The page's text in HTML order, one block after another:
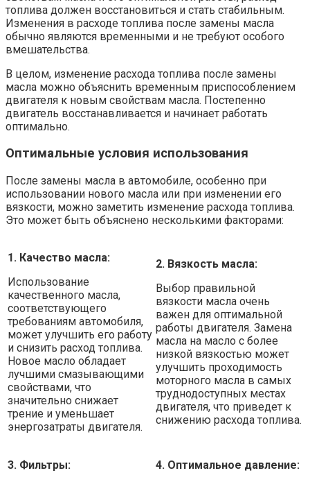
топлива должен восстановиться и стать стабильным.
Изменения в расходе топлива после замены масла
обычно являются временными и не требуют особого
вмешательства.
В целом, изменение расхода топлива после замены
масла можно объяснить временным приспособлением
двигателя к новым свойствам масла. Постепенно
двигатель восстанавливается и начинает работать
оптимально.
Оптимальные условия использования
После замены масла в автомобиле, особенно при
использовании нового масла или при изменении его
вязкости, можно заметить изменение расхода топлива.
Это может быть объяснено несколькими факторами:
1. Качество масла:
Использование
качественного масла,
соответствующего
требованиям автомобиля,
может улучшить его работу
и снизить расход топлива.
Новое масло обладает
лучшими смазывающими
свойствами, что
значительно снижает
трение и уменьшает
энергозатраты двигателя.
2. Вязкость масла:
Выбор правильной
вязкости масла очень
важен для оптимальной
работы двигателя. Замена
масла на масло с более
низкой вязкостью может
улучшить проходимость
моторного масла в самых
труднодоступных местах
двигателя, что приведет к
снижению расхода топлива.
3. Фильтры:
4. Оптимальное давление: